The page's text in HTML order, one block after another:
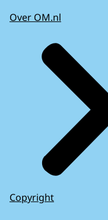
Over OM.nl
Copyright